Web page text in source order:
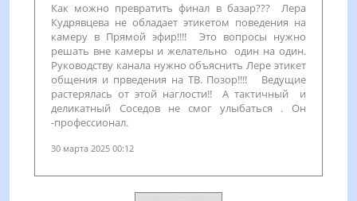
Как можно превратить финал в базар??? Лера
Кудрявцева не обладает этикетом поведения на
камеру в Прямой эфир!!!! Это вопросы нужно
решать вне камеры и желательно один на один.
Руководству канала нужно объяснить Лере этикет
общения и прведения на ТВ. Позор!!!! Ведущие
растерялась от этой наглости!! А тактичный и
деликатный Соседов не смог улыбаться . Он
-профессионал.
30 марта 2025 00:12